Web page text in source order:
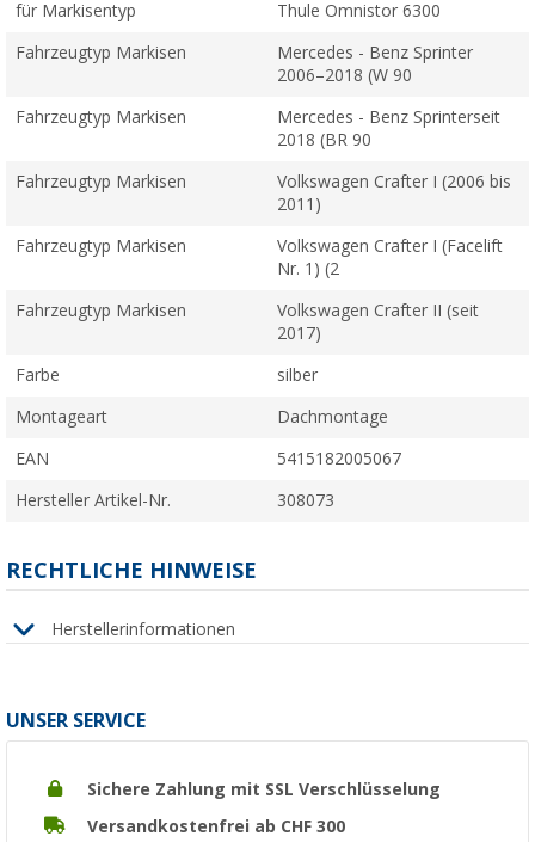
für Markisentyp Thule Omnistor 6300
Fahrzeugtyp Markisen
Mercedes - Benz Sprinter
2006–2018 (W 90
Fahrzeugtyp Markisen
Mercedes - Benz Sprinterseit
2018 (BR 90
Fahrzeugtyp Markisen
Volkswagen Crafter I (2006 bis
2011)
Fahrzeugtyp Markisen
Volkswagen Crafter I (Facelift
Nr. 1) (2
Fahrzeugtyp Markisen
Volkswagen Crafter II (seit
2017)
Farbe silber
Montageart Dachmontage
EAN 5415182005067
Hersteller Artikel-Nr. 308073
RECHTLICHE HINWEISE
Herstellerinformationen
UNSER SERVICE
Sichere Zahlung mit SSL Verschlüsselung
Versandkostenfrei ab CHF 300